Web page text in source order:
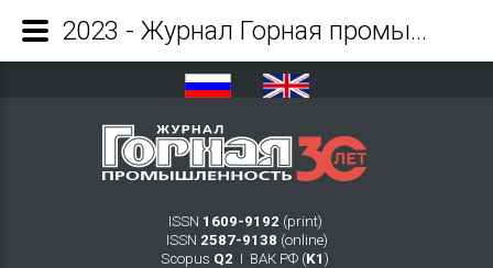
ISSN 1609-9192 (print)
ISSN 2587-9138 (online)
Scopus Q2 Ι ВАК РФ (K1 )
2023 - Журнал Горная промышленность